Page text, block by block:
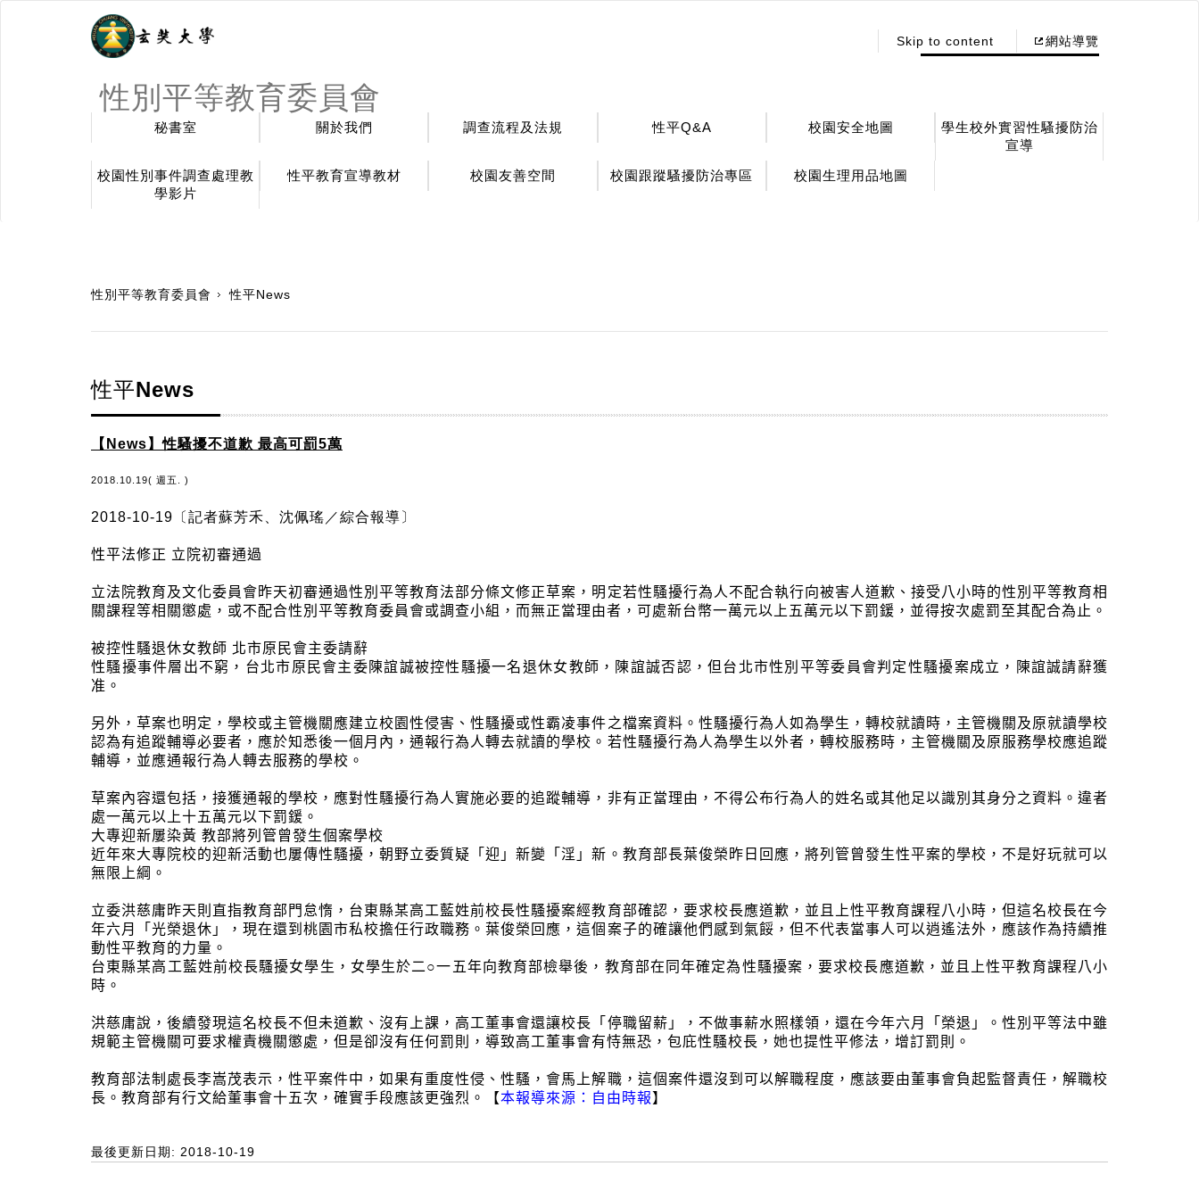
性別平等教育委員會
Skip to content 網站導覽
秘書室 關於我們 調查流程及法規 性平Q&A 校園安全地圖
學生校外實習性騷擾防治
宣導
校園性別事件調查處理教
學影片
性平教育宣導教材 校園友善空間 校園跟蹤騷擾防治專區 校園生理用品地圖
性別平等教育委員會 性平News
性平News
【News】性騷擾不道歉 最高可罰5萬
2018.10.19( 週五. )
2018-10-19〔記者蘇芳禾、沈佩瑤／綜合報導〕
性平法修正 立院初審通過
立法院教育及文化委員會昨天初審通過性別平等教育法部分條文修正草案，明定若性騷擾行為人不配合執行向被害人道歉、接受八小時的性別平等教育相
關課程等相關懲處，或不配合性別平等教育委員會或調查小組，而無正當理由者，可處新台幣一萬元以上五萬元以下罰鍰，並得按次處罰至其配合為止。
被控性騷退休女教師 北市原民會主委請辭
性騷擾事件層出不窮，台北市原民會主委陳誼誠被控性騷擾一名退休女教師，陳誼誠否認，但台北市性別平等委員會判定性騷擾案成立，陳誼誠請辭獲
准。
另外，草案也明定，學校或主管機關應建立校園性侵害、性騷擾或性霸凌事件之檔案資料。性騷擾行為人如為學生，轉校就讀時，主管機關及原就讀學校
認為有追蹤輔導必要者，應於知悉後一個月內，通報行為人轉去就讀的學校。若性騷擾行為人為學生以外者，轉校服務時，主管機關及原服務學校應追蹤
輔導，並應通報行為人轉去服務的學校。
草案內容還包括，接獲通報的學校，應對性騷擾行為人實施必要的追蹤輔導，非有正當理由，不得公布行為人的姓名或其他足以識別其身分之資料。違者
處一萬元以上十五萬元以下罰鍰。
大專迎新屢染黃 教部將列管曾發生個案學校
近年來大專院校的迎新活動也屢傳性騷擾，朝野立委質疑「迎」新變「淫」新。教育部長葉俊榮昨日回應，將列管曾發生性平案的學校，不是好玩就可以
無限上綱。
立委洪慈庸昨天則直指教育部門怠惰，台東縣某高工藍姓前校長性騷擾案經教育部確認，要求校長應道歉，並且上性平教育課程八小時，但這名校長在今
年六月「光榮退休」，現在還到桃園市私校擔任行政職務。葉俊榮回應，這個案子的確讓他們感到氣餒，但不代表當事人可以逍遙法外，應該作為持續推
動性平教育的力量。
台東縣某高工藍姓前校長騷擾女學生，女學生於二○一五年向教育部檢舉後，教育部在同年確定為性騷擾案，要求校長應道歉，並且上性平教育課程八小
時。
洪慈庸說，後續發現這名校長不但未道歉、沒有上課，高工董事會還讓校長「停職留薪」，不做事薪水照樣領，還在今年六月「榮退」。性別平等法中雖
規範主管機關可要求權責機關懲處，但是卻沒有任何罰則，導致高工董事會有恃無恐，包庇性騷校長，她也提性平修法，增訂罰則。
教育部法制處長李嵩茂表示，性平案件中，如果有重度性侵、性騷，會馬上解職，這個案件還沒到可以解職程度，應該要由董事會負起監督責任，解職校
長。教育部有行文給董事會十五次，確實手段應該更強烈。【本報導來源：自由時報】
最後更新日期: 2018-10-19